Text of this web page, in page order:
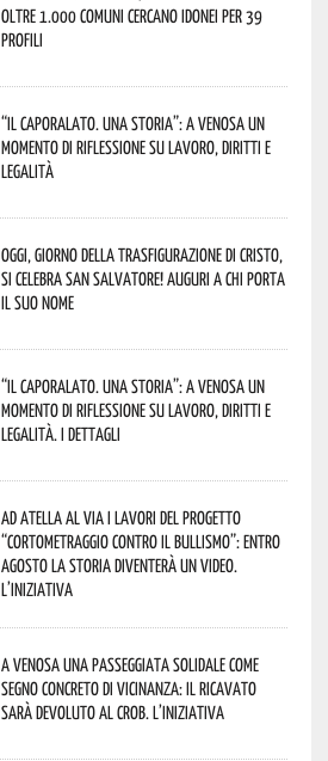
oltre 1.000 Comuni cercano idonei per 39
profili
“Il caporalato. Una storia”: a Venosa un
momento di riflessione su lavoro, diritti e
legalità
Oggi, giorno della Trasfigurazione di Cristo,
si celebra San Salvatore! Auguri a chi porta
il suo nome
“Il caporalato. Una storia”: a Venosa un
momento di riflessione su lavoro, diritti e
legalità. I dettagli
Ad Atella al via i lavori del progetto
“Cortometraggio contro il bullismo”: entro
agosto la storia diventerà un video.
L’iniziativa
A Venosa una passeggiata solidale come
segno concreto di vicinanza: il ricavato
sarà devoluto al CROB. L’iniziativa